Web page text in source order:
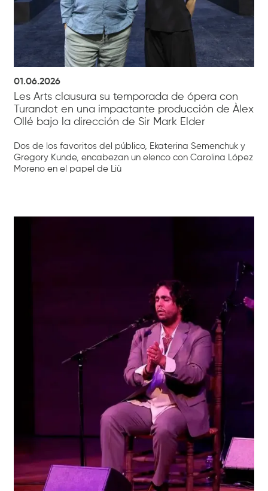
01.06.2026
Les Arts clausura su temporada de ópera con
Turandot en una impactante producción de Àlex
Ollé bajo la dirección de Sir Mark Elder
Dos de los favoritos del público, Ekaterina Semenchuk y
Gregory Kunde, encabezan un elenco con Carolina López
Moreno en el papel de Liù